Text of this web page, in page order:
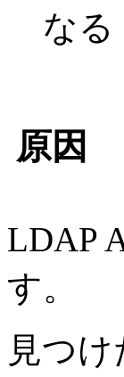
なる
原因
LDAP
す。
見つ